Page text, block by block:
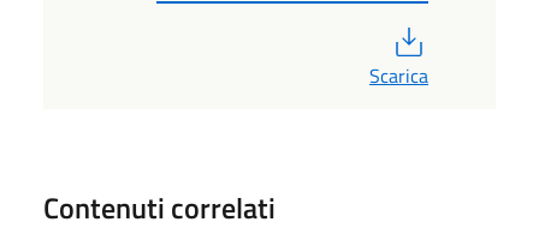
Scarica
Contenuti correlati